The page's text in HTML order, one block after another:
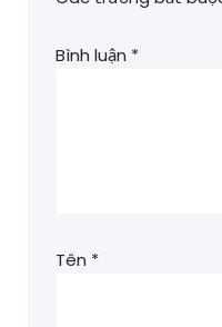
Bình luận *
Tên *